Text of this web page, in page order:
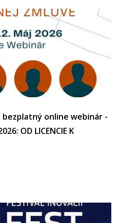
online webinár -
OD LICENCIE K